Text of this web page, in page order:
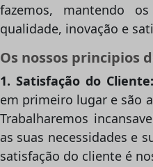
fazemos, mantendo
qualidade, inovação e
Os nossos principios
1. Satisfação do Cliente:
em primeiro lugar e são
Trabalharemos
as suas necessidades e
satisfação do cliente é